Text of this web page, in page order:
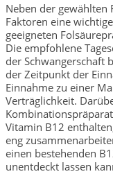
Neben der
Faktoren eine
geeigneten
Die empfohlene
der Schwangerschaft
der Zeitpunkt der
Einnahme zu einer
Verträglichkeit.
Vitamin B12
eng
einen bestehenden
unentdeckt lassen